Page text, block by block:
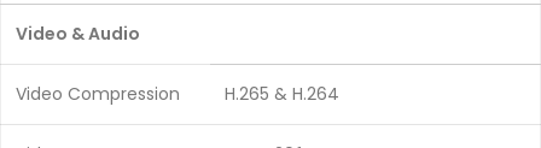
Video & Audio
Video Compression H.265 & H.264